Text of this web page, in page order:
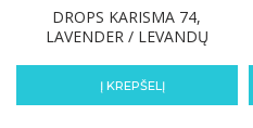
DROPS KARISMA 74,
LAVENDER / LEVANDŲ
Į KREPŠELĮ